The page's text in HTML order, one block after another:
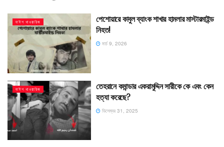
দাঈশ খাওয়ারিজ
পেশোয়ারে কাবুল ব্যাংক শাখার হামলার মাস্টারমাইন্ড
নিহত!
মার্চ 9, 2026
দাঈশ খাওয়ারিজ
তেহরানে কমান্ডার একরামুদ্দিন সারীকে কে এবং কেন
হত্যা করেছে?
ডিসেম্বর 31, 2025